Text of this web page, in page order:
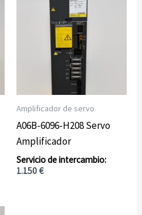
Amplificador de servo
A06B-6096-H208 Servo
Amplificador
1.150€